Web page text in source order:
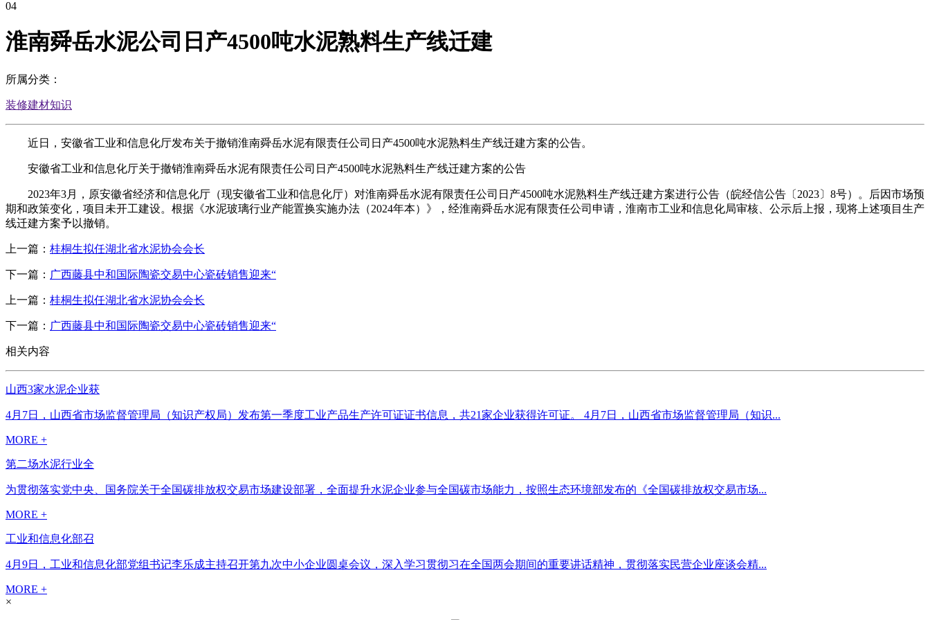
04
淮南舜岳水泥公司日产4500吨水泥熟料生产线迁建
所属分类：
装修建材知识
近日，安徽省工业和信息化厅发布关于撤销淮南舜岳水泥有限责任公司日产4500吨水泥熟料生产线迁建方案的公告。
安徽省工业和信息化厅关于撤销淮南舜岳水泥有限责任公司日产4500吨水泥熟料生产线迁建方案的公告
2023年3月，原安徽省经济和信息化厅（现安徽省工业和信息化厅）对淮南舜岳水泥有限责任公司日产4500吨水泥熟料生产线迁建方案进行公告（皖经信公告〔2023〕8号）。后因市场预
期和政策变化，项目未开工建设。根据《水泥玻璃行业产能置换实施办法（2024年本）》，经淮南舜岳水泥有限责任公司申请，淮南市工业和信息化局审核、公示后上报，现将上述项目生产
线迁建方案予以撤销。
上一篇： 桂桐生拟任湖北省水泥协会会长
下一篇： 广西藤县中和国际陶瓷交易中心瓷砖销售迎来“
上一篇： 桂桐生拟任湖北省水泥协会会长
下一篇： 广西藤县中和国际陶瓷交易中心瓷砖销售迎来“
相关内容
山西3家水泥企业获
4月7日，山西省市场监督管理局（知识产权局）发布第一季度工业产品生产许可证证书信息，共21家企业获得许可证。 4月7日，山西省市场监督管理局（知识...
MORE +
第二场水泥行业全
为贯彻落实党中央、国务院关于全国碳排放权交易市场建设部署，全面提升水泥企业参与全国碳市场能力，按照生态环境部发布的《全国碳排放权交易市场...
MORE +
工业和信息化部召
4月9日，工业和信息化部党组书记李乐成主持召开第九次中小企业圆桌会议，深入学习贯彻习在全国两会期间的重要讲话精神，贯彻落实民营企业座谈会精...
MORE +
×